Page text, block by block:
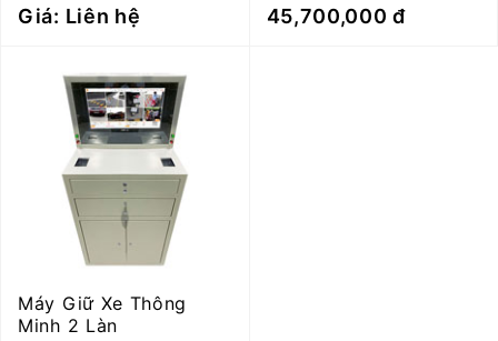
Giá: Liên hệ 45,700,000 đ
Máy Giữ Xe Thông
Minh 2 Làn